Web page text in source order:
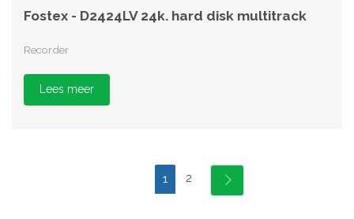
Fostex - D2424LV 24k. hard disk multitrack
Recorder
Lees meer
1 2